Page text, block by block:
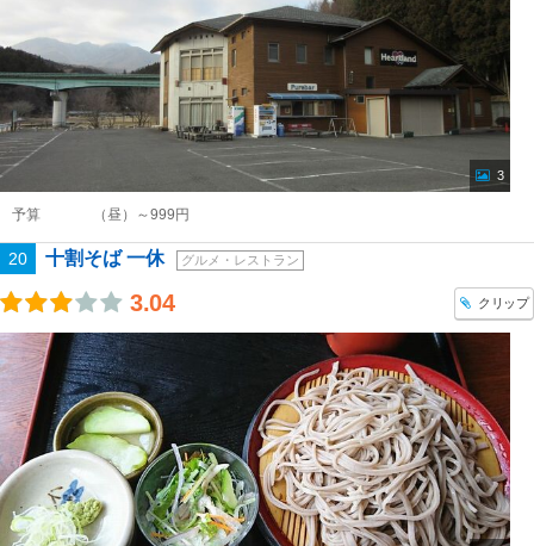
3
予算 （昼）～999円
20 十割そば 一休 グルメ・レストラン
3.04 クリップ